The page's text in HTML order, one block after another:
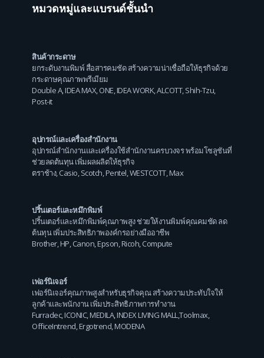
หมวดหมู่และแบรนด์ชั้นนำ
สินค้ากระดาษ
ยกระดับงานพิมพ์ สื่อสารคมชัด สร้างความน่าเชื่อถือให้ธุรกิจด้วย
กระดาษคุณภาพพรีเมียม
Double A,IDEA MAX,ONE,IDEA WORK,ALCOTT,Shih-Tzu,
Post-it
อุปกรณ์และเครื่องสำนักงาน
อุปกรณ์สำนักงานและเครื่องใช้สำนักงานครบวงจร พร้อมโซลูชันที่
ช่วยลดต้นทุน เพิ่มผลผลิตให้ธุรกิจ
ตราช้าง, Casio Scotch Pentel WESTCOTT, Max
ปริ้นเตอร์และหมึกพิมพ์
ปริ้นเตอร์และหมึกพิมพ์คุณภาพสูง ช่วยให้งานพิมพ์คุณคมชัด ลด
ต้นทุน เพิ่มประสิทธิภาพองค์กรอย่างมืออาชีพ
Brother,HP,Canon,Epson,Ricoh,Compute
เฟอร์นิเจอร์
เฟอร์นิเจอร์คุณภาพสูงสำหรับธุรกิจคุณ สร้างความประทับใจให้
ลูกค้าและพนักงาน เพิ่มประสิทธิภาพการทำงาน
Furradec,ICONIC,MEDILA,INDEX LIVING MALL,Toolmax,
OfficeIntrend,Ergotrend,MODENA